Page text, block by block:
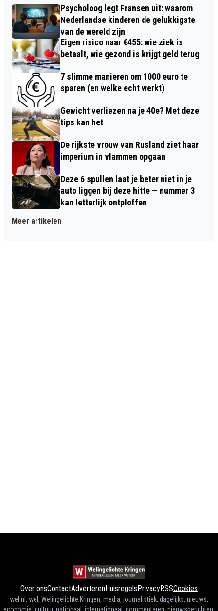
Psycholoog legt Fransen uit: waarom
Nederlandse kinderen de gelukkigste
van de wereld zijn
Eigen risico naar €455: wie ziek is
betaalt, wie gezond is krijgt geld terug
7 slimme manieren om 1000 euro te
sparen (en welke echt werkt)
Gewicht verliezen na je 40e? Met deze
tips kan het
De rijkste vrouw van Rusland ziet haar
imperium in vlammen opgaan
Deze 6 spullen laat je beter niet in je
auto liggen bij deze hitte — nummer 3
kan letterlijk ontploffen
Meer artikelen
Over onsContactAdverterenHuisregelsPrivacyRSSCookies
wel.nl, wel, Welingelichte Kringen, media, journalistiek, dagelijks, nieuws,
economie, cultuur, nationaal, internationaal, commentaren, nieuwsberichten,